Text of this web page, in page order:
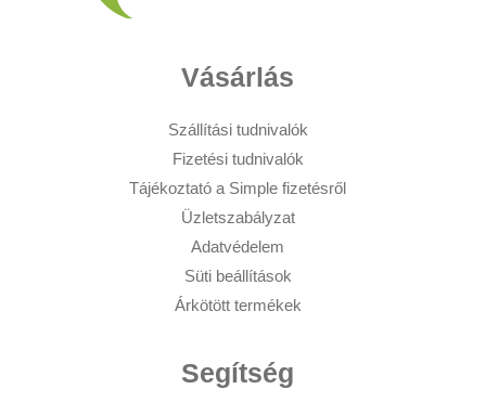
Vásárlás
Szállítási tudnivalók
Fizetési tudnivalók
Tájékoztató a Simple fizetésről
Üzletszabályzat
Adatvédelem
Süti beállítások
Árkötött termékek
Segítség